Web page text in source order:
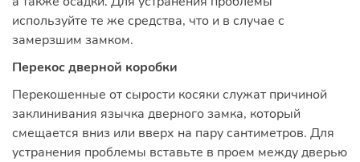
используйте те же средства, что и в случае с
замерзшим замком.
Перекос дверной коробки
Перекошенные от сырости косяки служат причиной
заклинивания язычка дверного замка, который
смещается вниз или вверх на пару сантиметров. Для
устранения проблемы вставьте в проем между дверью